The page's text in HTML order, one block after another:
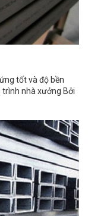
tốt và độ bền
nhà xưởng Bởi